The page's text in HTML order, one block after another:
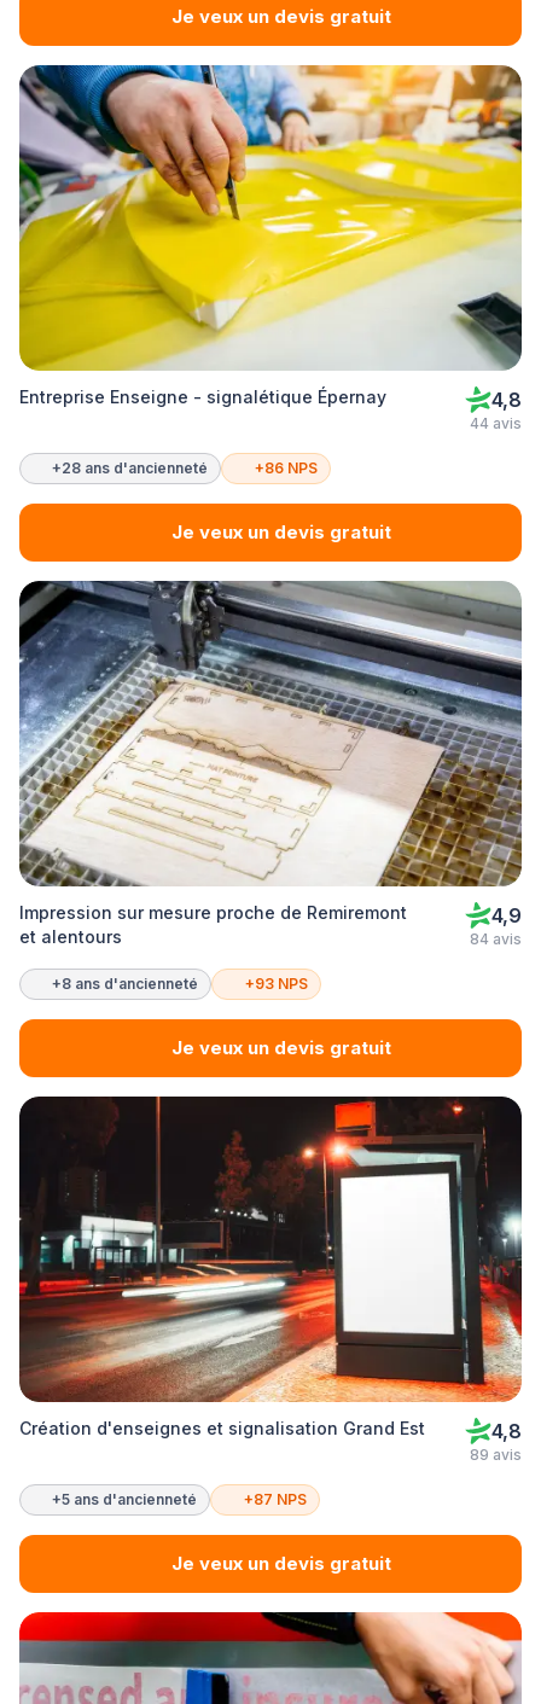
Je veux un devis gratuit
Entreprise Enseigne - signalétique Épernay 4,8
44 avis
+28 ans d'ancienneté +86 NPS
Je veux un devis gratuit
Impression sur mesure proche de Remiremont
et alentours
4,9
84 avis
+8 ans d'ancienneté +93 NPS
Je veux un devis gratuit
Création d'enseignes et signalisation Grand Est 4,8
89 avis
+5 ans d'ancienneté +87 NPS
Je veux un devis gratuit